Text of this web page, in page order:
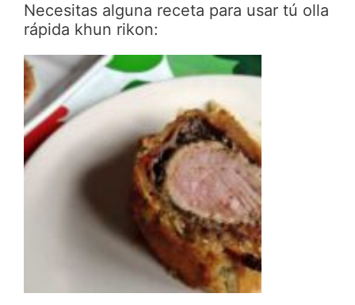
Necesitas alguna receta para usar tú olla
rápida khun rikon: